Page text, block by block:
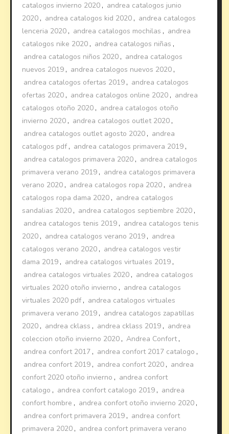
catalogos invierno 2020 , andrea catalogos junio
2020 , andrea catalogos kid 2020 , andrea catalogos
lenceria 2020 , andrea catalogos mochilas , andrea
catalogos nike 2020 , andrea catalogos niñas ,
andrea catalogos niños 2020 , andrea catalogos
nuevos 2019 , andrea catalogos nuevos 2020 ,
andrea catalogos ofertas 2019 , andrea catalogos
ofertas 2020 , andrea catalogos online 2020 , andrea
catalogos otoño 2020 , andrea catalogos otoño
invierno 2020 , andrea catalogos outlet 2020 ,
andrea catalogos outlet agosto 2020 , andrea
catalogos pdf , andrea catalogos primavera 2019 ,
andrea catalogos primavera 2020 , andrea catalogos
primavera verano 2019 , andrea catalogos primavera
verano 2020 , andrea catalogos ropa 2020 , andrea
catalogos ropa dama 2020 , andrea catalogos
sandalias 2020 , andrea catalogos septiembre 2020 ,
andrea catalogos tenis 2019 , andrea catalogos tenis
2020 , andrea catalogos verano 2019 , andrea
catalogos verano 2020 , andrea catalogos vestir
dama 2019 , andrea catalogos virtuales 2019 ,
andrea catalogos virtuales 2020 , andrea catalogos
virtuales 2020 otoño invierno , andrea catalogos
virtuales 2020 pdf , andrea catalogos virtuales
primavera verano 2019 , andrea catalogos zapatillas
2020 , andrea cklass , andrea cklass 2019 , andrea
coleccion otoño invierno 2020 , Andrea Confort,
andrea confort 2017 , andrea confort 2017 catalogo ,
andrea confort 2019 , andrea confort 2020 , andrea
confort 2020 otoño invierno , andrea confort
catalogo , andrea confort catalogo 2019 , andrea
confort hombre , andrea confort otoño invierno 2020 ,
andrea confort primavera 2019 , andrea confort
primavera 2020 , andrea confort primavera verano